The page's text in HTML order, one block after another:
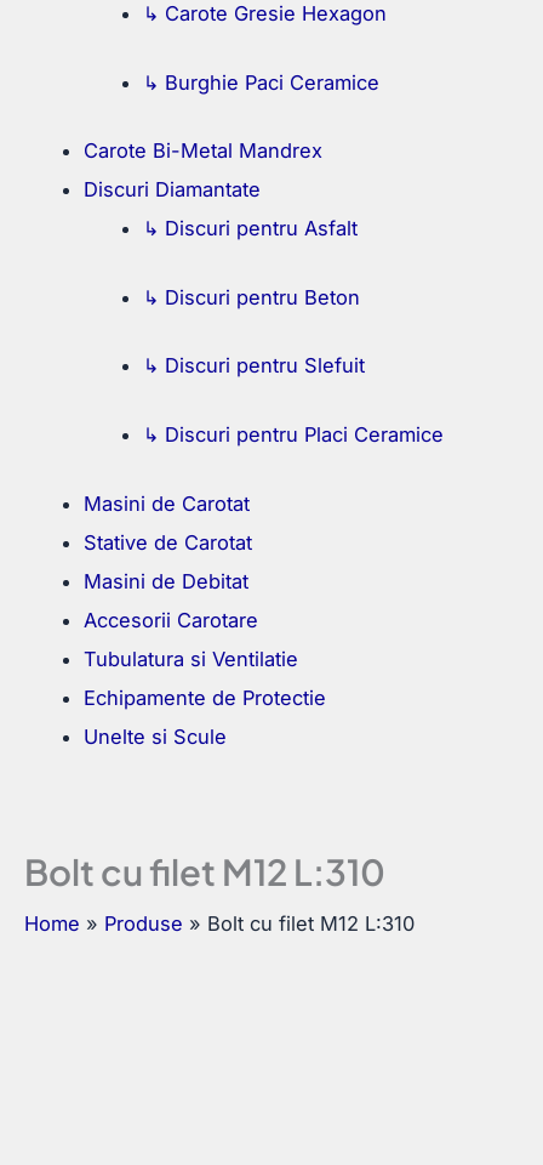
↳ Carote Gresie Hexagon
↳ Burghie Paci Ceramice
Carote Bi-Metal Mandrex
Discuri Diamantate
↳ Discuri pentru Asfalt
↳ Discuri pentru Beton
↳ Discuri pentru Slefuit
↳ Discuri pentru Placi Ceramice
Masini de Carotat
Stative de Carotat
Masini de Debitat
Accesorii Carotare
Tubulatura si Ventilatie
Echipamente de Protectie
Unelte si Scule
Bolt cu filet M12 L:310
Home Produse Bolt cu filet M12 L:310